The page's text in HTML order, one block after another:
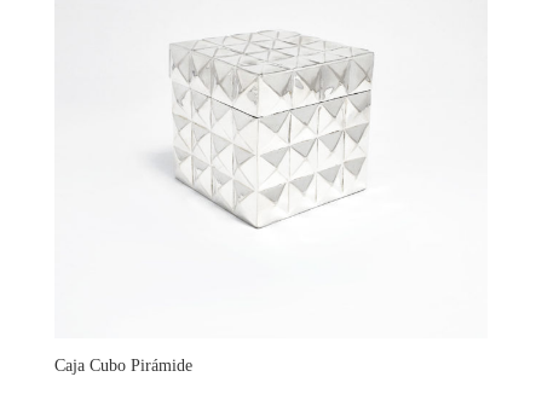
Caja Cubo Pirámide